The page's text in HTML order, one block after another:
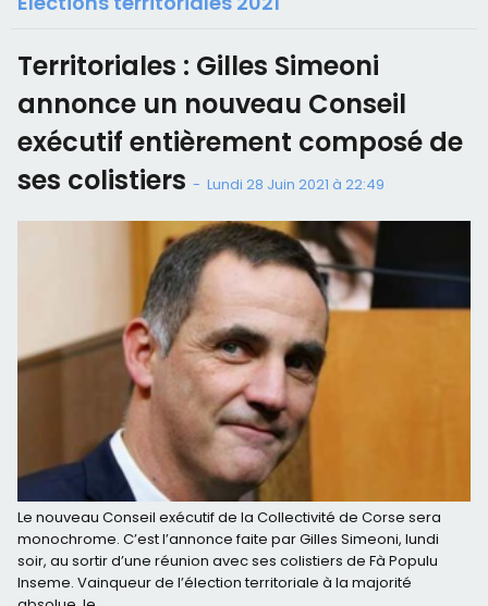
Territoriales : Gilles Simeoni
annonce un nouveau Conseil
exécutif entièrement composé de
ses colistiers - Lundi 28 Juin 2021 à 22:49
Le nouveau Conseil exécutif de la Collectivité de Corse sera
monochrome. C’est l’annonce faite par Gilles Simeoni, lundi
soir, au sortir d’une réunion avec ses colistiers de Fà Populu
Inseme. Vainqueur de l’élection territoriale à la majorité